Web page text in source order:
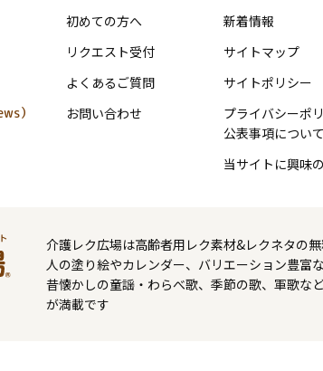
）
初めての方へ
リクエスト受付
よくあるご質問
お問い合わせ
新着情報
サイトマップ
サイトポリシー
プライバシーポ
公表事項について
当サイトに興味
介護レク広場は高齢者用レク素材&レクネタの
人の塗り絵やカレンダー、バリエーション豊富
昔懐かしの童謡・わらべ歌、季節の歌、軍歌な
が満載です